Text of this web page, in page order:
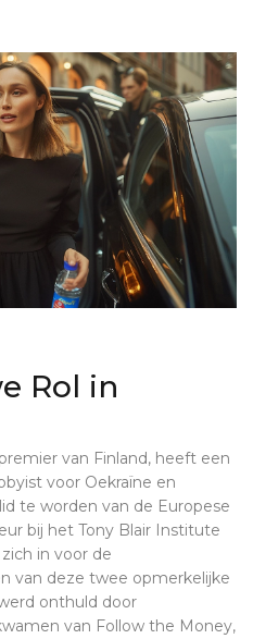
Rol in
van Finland, heeft een
voor Oekraïne en
te worden van de Europese
bij het Tony Blair Institute
in voor de
van deze twee opmerkelijke
onthuld door
van Follow the Money,